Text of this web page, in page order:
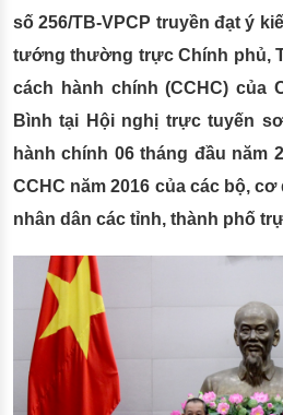
số 256/TB-VPCP truyền đạt ý
tướng thường trực Chính phủ,
cách hành chính (CCHC) của
Bình tại Hội nghị trực tuyến
hành chính 06 tháng đầu năm
CCHC năm 2016 của các bộ,
nhân dân các tỉnh, thành phố